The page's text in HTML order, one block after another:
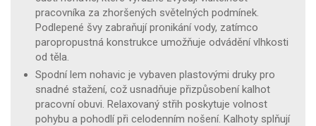
pracovníka za zhoršených světelných podmínek.
Podlepené švy zabraňují pronikání vody, zatímco
paropropustná konstrukce umožňuje odvádění vlhkosti
od těla.
Spodní lem nohavic je vybaven plastovými druky pro
snadné stažení, což usnadňuje přizpůsobení kalhot
pracovní obuvi. Relaxovaný střih poskytuje volnost
pohybu a pohodlí při celodenním nošení. Kalhoty splňují